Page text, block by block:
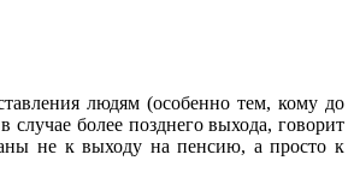
людям (особенно тем, кому до
более позднего выхода, говорит
не к выходу на пенсию, а просто к